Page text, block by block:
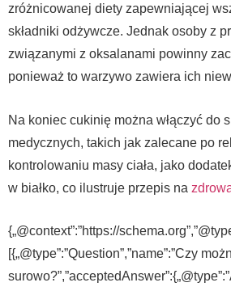
zróżnicowanej diety zapewniającej
składniki odżywcze. Jednak osoby z
związanymi z oksalanami powinny
ponieważ to warzywo zawiera ich
Na koniec cukinię można włączyć do
medycznych, takich jak zalecane po
kontrolowaniu masy ciała, jako
w białko, co ilustruje przepis na
{„@context”:”https://
[{„@type”:”Question”,”name”:”Czy